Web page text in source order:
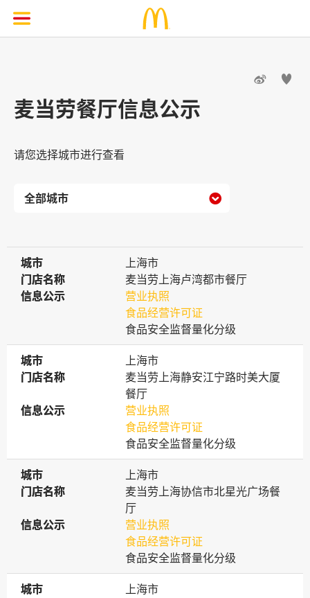
 
麦当劳餐厅信息公示
请您选择城市进行查看

城市
城市
上海市
门店名称
门店名称
麦当劳上海卢湾都市餐厅
信息公示
信息公示
营业执照
食品经营许可证
食品安全监督量化分级
城市
城市
上海市
门店名称
门店名称
麦当劳上海静安江宁路时美大厦
餐厅
信息公示
信息公示
营业执照
食品经营许可证
食品安全监督量化分级
城市
城市
上海市
门店名称
门店名称
麦当劳上海协信市北星光广场餐
厅
信息公示
信息公示
营业执照
食品经营许可证
食品安全监督量化分级
城市
城市
上海市